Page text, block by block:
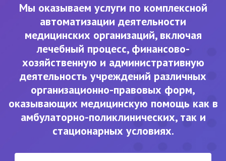
Мы оказываем услуги по комплексной
автоматизации деятельности
медицинских организаций, включая
лечебный процесс, финансово-
хозяйственную и административную
деятельность учреждений различных
организационно-правовых форм,
оказывающих медицинскую помощь как в
амбулаторно-поликлинических, так и
стационарных условиях.